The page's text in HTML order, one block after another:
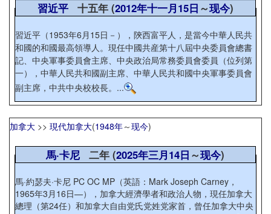
習近平十五年 (2012年十一月15日 ～现今)
習近平（1953年6月15日－），陝西富平人，是當今中華人民共
和國的和國最高領導人。現任中國共産第十八屆中央委員會總書
記、中央軍事委員會主席、中央政治局常務委員會委員（位列第
一），中華人民共和國副主席、中華人民共和國中央軍事委員會
副主席，中共中央校校長。...
加拿大 >> 現代加拿大(1948年～现今)
馬·卡尼 二年 (2025年三月14日 ～现今)
馬·約瑟夫·卡尼 PC OC MP（英語：Mark Joseph Carney，
1965年3月16日—），加拿大經濟學者和政治人物，現任加拿大
總理（第24任）和加拿大自由党氏党姓党家首，曾任加拿大中央